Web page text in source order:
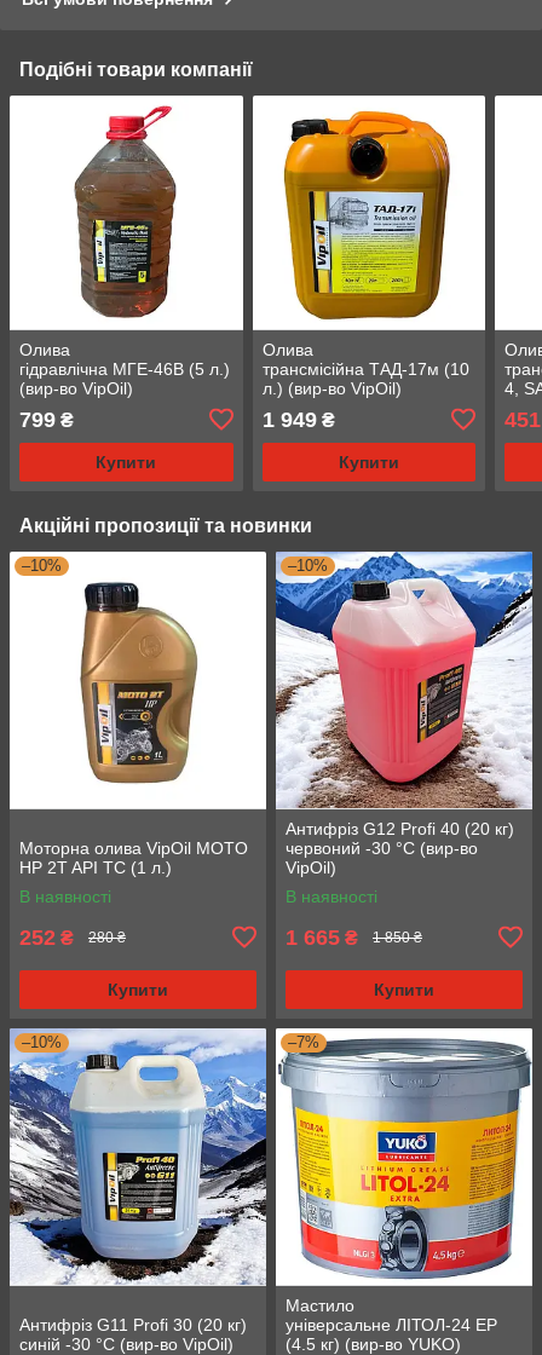
Подібні товари компанії
Олива
гідравлічна МГЕ-46В (5 л.)
(вир-во VipOil)
799 ₴
Купити
Олива
трансмісійна ТАД-17м (10
л.) (вир-во VipOil)
1 949₴
Купити
4,
Акційні пропозиції та новинки
–10%
Моторна олива VipOil MOTO
HP 2T API TC (1 л.)
В наявності
252 ₴ 280 ₴
Купити
–10%
Антифріз G12 Profi 40 (20 кг)
червоний -30 °C (вир-во
VipOil)
В наявності
1 665 ₴ 1 850 ₴
Купити
–10%
Антифріз G11 Profi 30 (20 кг)
синій -30 °C (вир-во VipOil)
–7%
Мастило
універсальне ЛІТОЛ-24 EP
(4.5 кг) (вир-во YUKO)